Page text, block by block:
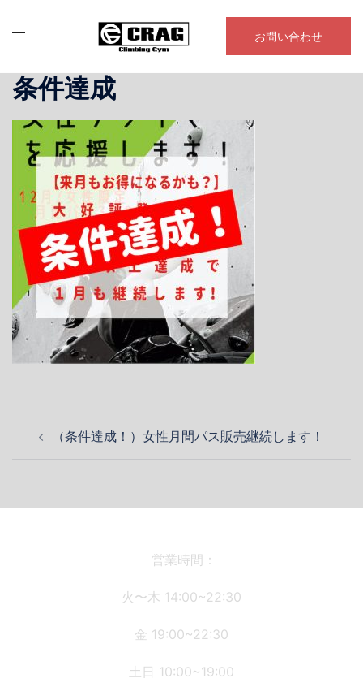
ン
お問い合わせ
条件達成
ゲ
（条件達成！）女性月間パス販売継続します！
営業時間：
火〜木 14:00~22:30
金 19:00~22:30
土日 10:00~19:00